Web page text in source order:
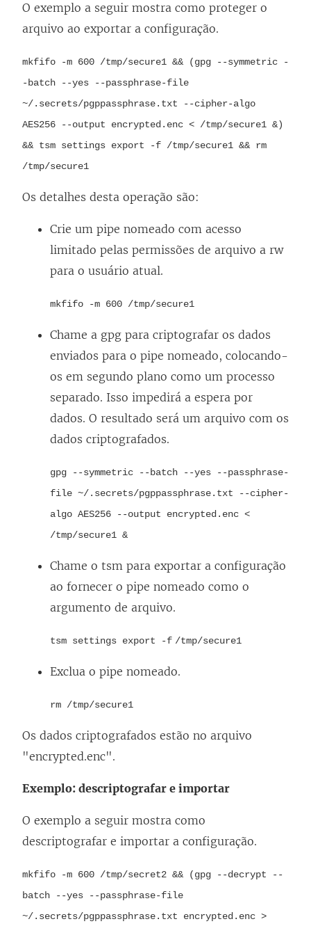
O exemplo a seguir mostra como proteger o
arquivo ao exportar a configuração.
mkfifo -m 600 /tmp/secure1 && (gpg --symmetric -
-batch --yes --passphrase-file
~/.secrets/pgppassphrase.txt --cipher-algo
AES256 --output encrypted.enc < /tmp/secure1 &)
&& tsm settings export -f /tmp/secure1 && rm
/tmp/secure1
Os detalhes desta operação são:
Crie um pipe nomeado com acesso
limitado pelas permissões de arquivo a rw
para o usuário atual.
mkfifo -m 600 /tmp/secure1
Chame a gpg para criptografar os dados
enviados para o pipe nomeado, colocando-
os em segundo plano como um processo
separado. Isso impedirá a espera por
dados. O resultado será um arquivo com os
dados criptografados.
gpg --symmetric --batch --yes --passphrase-
file ~/.secrets/pgppassphrase.txt --cipher-
algo AES256 --output encrypted.enc <
/tmp/secure1 &
Chame o tsm para exportar a configuração
ao fornecer o pipe nomeado como o
argumento de arquivo.
tsm settings export -f /tmp/secure1
Exclua o pipe nomeado.
rm /tmp/secure1
Os dados criptografados estão no arquivo
"encrypted.enc".
Exemplo: descriptografar e importar
O exemplo a seguir mostra como
descriptografar e importar a configuração.
mkfifo -m 600 /tmp/secret2 && (gpg --decrypt --
batch --yes --passphrase-file
~/.secrets/pgppassphrase.txt encrypted.enc >